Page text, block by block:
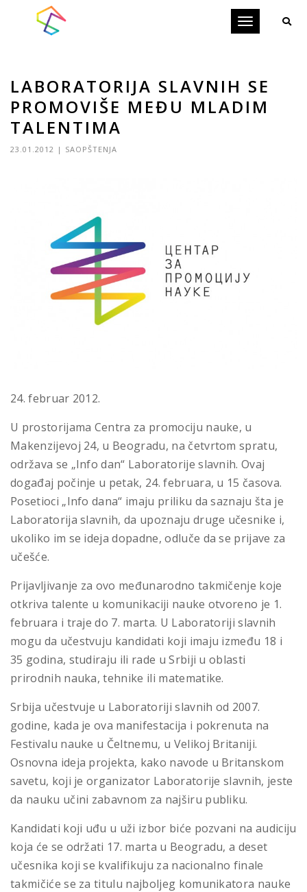
Toggle
LABORATORIJA SLAVNIH SE
PROMOVIŠE MEĐU MLADIM
TALENTIMA
23.01.2012 | SAOPŠTENJA
24. februar 2012.
U prostorijama Centra za promociju nauke, u
Makenzijevoj 24, u Beogradu, na četvrtom spratu,
održava se „Info dan“ Laboratorije slavnih. Ovaj
događaj počinje u petak, 24. februara, u 15 časova.
Posetioci „Info dana“ imaju priliku da saznaju šta je
Laboratorija slavnih, da upoznaju druge učesnike i,
ukoliko im se ideja dopadne, odluče da se prijave za
učešće.
Prijavljivanje za ovo međunarodno takmičenje koje
otkriva talente u komunikaciji nauke otvoreno je 1.
februara i traje do 7. marta. U Laboratoriji slavnih
mogu da učestvuju kandidati koji imaju između 18 i
35 godina, studiraju ili rade u Srbiji u oblasti
prirodnih nauka, tehnike ili matematike.
Srbija učestvuje u Laboratoriji slavnih od 2007.
godine, kada je ova manifestacija i pokrenuta na
Festivalu nauke u Čeltnemu, u Velikoj Britaniji.
Osnovna ideja projekta, kako navode u Britanskom
savetu, koji je organizator Laboratorije slavnih, jeste
da nauku učini zabavnom za najširu publiku.
Kandidati koji uđu u uži izbor biće pozvani na audiciju
koja će se održati 17. marta u Beogradu, a deset
učesnika koji se kvalifikuju za nacionalno finale
takmičiće se za titulu najboljeg komunikatora nauke